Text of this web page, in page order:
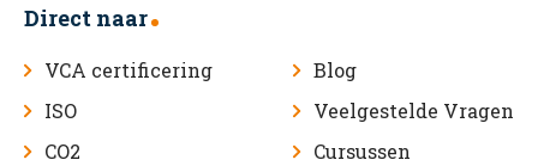
Direct naar
VCA certificering
ISO
CO2
Blog
Veelgestelde Vragen
Cursussen